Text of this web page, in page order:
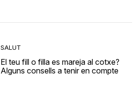
SALUT
El teu fill o filla es mareja al cotxe?
Alguns consells a tenir en compte